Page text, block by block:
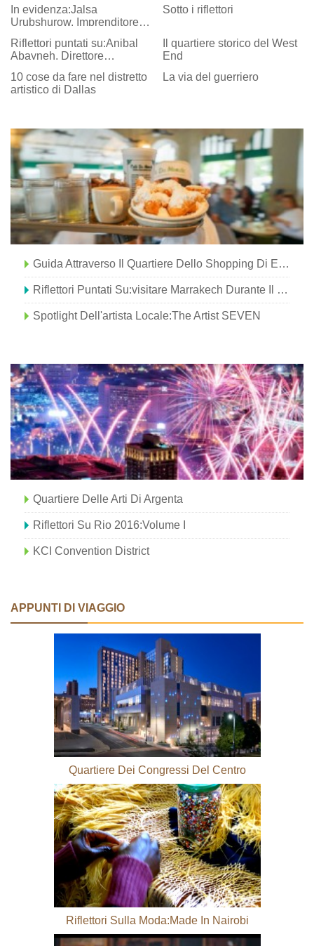
In evidenza:Jalsa
Urubshurow, Imprenditore e
Sotto i riflettori
Riflettori puntati su:Anibal
Abayneh, Direttore
Il quartiere storico del West
End
10 cose da fare nel distretto
artistico di Dallas
La via del guerriero
Guida Attraverso Il Quartiere Dello Shopping Di El Paseo
Riflettori Puntati Su:visitare Marrakech Durante Il Ramadan
Spotlight Dell'artista Locale:The Artist SEVEN
Quartiere Delle Arti Di Argenta
Riflettori Su Rio 2016:Volume I
KCI Convention District
APPUNTI DI VIAGGIO
Quartiere Dei Congressi Del Centro
Riflettori Sulla Moda:Made In Nairobi